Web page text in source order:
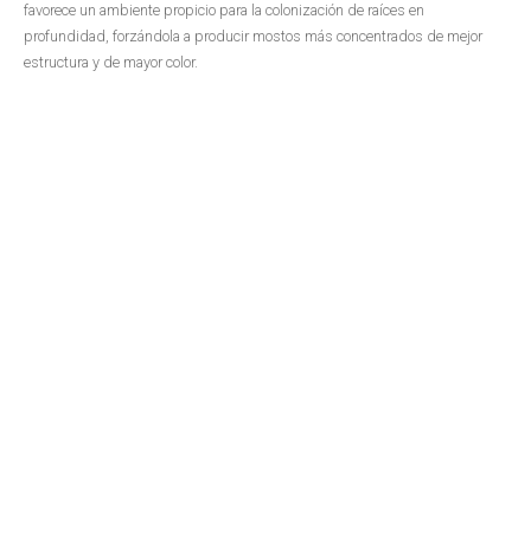
favorece un ambiente propicio para la colonización de raíces en
profundidad, forzándola a producir mostos más concentrados de mejor
estructura y de mayor color.